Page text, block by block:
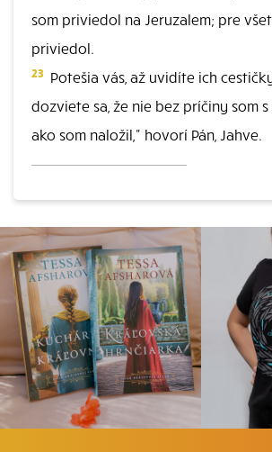
som priviedol na Jeruzalem; pre
priviedol.
23 Potešia vás, až uvidíte ich
dozviete sa, že nie bez príčiny som s
ako som naložil," hovorí Pán, Jahve.